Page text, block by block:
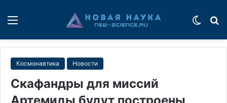
Космонавтика Новости
Скафандры для миссий